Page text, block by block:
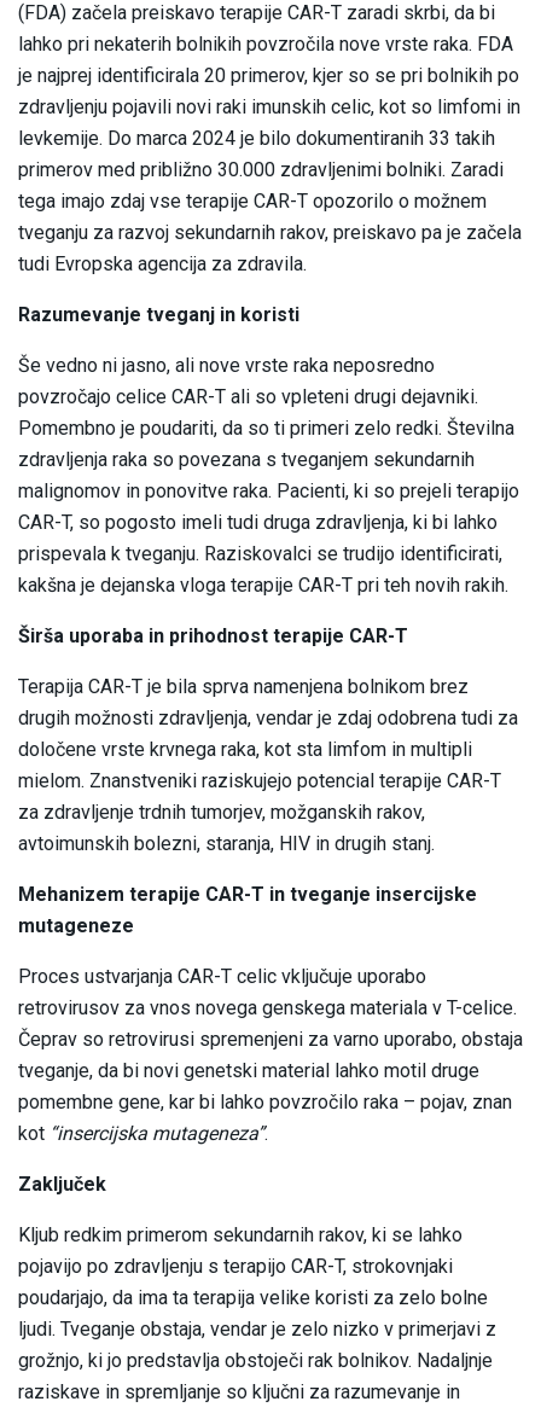
(FDA) začela preiskavo terapije CAR-T zaradi skrbi, da bi
lahko pri nekaterih bolnikih povzročila nove vrste raka. FDA
je najprej identificirala 20 primerov, kjer so se pri bolnikih po
zdravljenju pojavili novi raki imunskih celic, kot so limfomi in
levkemije. Do marca 2024 je bilo dokumentiranih 33 takih
primerov med približno 30.000 zdravljenimi bolniki. Zaradi
tega imajo zdaj vse terapije CAR-T opozorilo o možnem
tveganju za razvoj sekundarnih rakov, preiskavo pa je začela
tudi Evropska agencija za zdravila.
Razumevanje tveganj in koristi
Še vedno ni jasno, ali nove vrste raka neposredno
povzročajo celice CAR-T ali so vpleteni drugi dejavniki.
Pomembno je poudariti, da so ti primeri zelo redki. Številna
zdravljenja raka so povezana s tveganjem sekundarnih
malignomov in ponovitve raka. Pacienti, ki so prejeli terapijo
CAR-T, so pogosto imeli tudi druga zdravljenja, ki bi lahko
prispevala k tveganju. Raziskovalci se trudijo identificirati,
kakšna je dejanska vloga terapije CAR-T pri teh novih rakih.
Širša uporaba in prihodnost terapije CAR-T
Terapija CAR-T je bila sprva namenjena bolnikom brez
drugih možnosti zdravljenja, vendar je zdaj odobrena tudi za
določene vrste krvnega raka, kot sta limfom in multipli
mielom. Znanstveniki raziskujejo potencial terapije CAR-T
za zdravljenje trdnih tumorjev, možganskih rakov,
avtoimunskih bolezni, staranja, HIV in drugih stanj.
Mehanizem terapije CAR-T in tveganje insercijske
mutageneze
Proces ustvarjanja CAR-T celic vključuje uporabo
retrovirusov za vnos novega genskega materiala v T-celice.
Čeprav so retrovirusi spremenjeni za varno uporabo, obstaja
tveganje, da bi novi genetski material lahko motil druge
pomembne gene, kar bi lahko povzročilo raka – pojav, znan
kot “insercijska mutageneza”.
Zaključek
Kljub redkim primerom sekundarnih rakov, ki se lahko
pojavijo po zdravljenju s terapijo CAR-T, strokovnjaki
poudarjajo, da ima ta terapija velike koristi za zelo bolne
ljudi. Tveganje obstaja, vendar je zelo nizko v primerjavi z
grožnjo, ki jo predstavlja obstoječi rak bolnikov. Nadaljnje
raziskave in spremljanje so ključni za razumevanje in